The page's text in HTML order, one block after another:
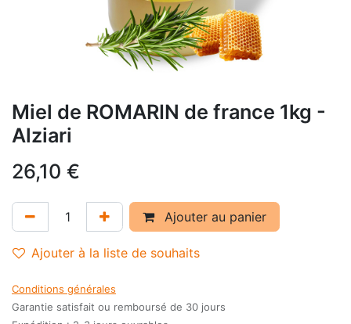
Miel de ROMARIN de france 1kg -
Alziari
26,10 €
Ajouter au panier
Ajouter à la liste de souhaits
Conditions générales
Garantie satisfait ou remboursé de 30 jours